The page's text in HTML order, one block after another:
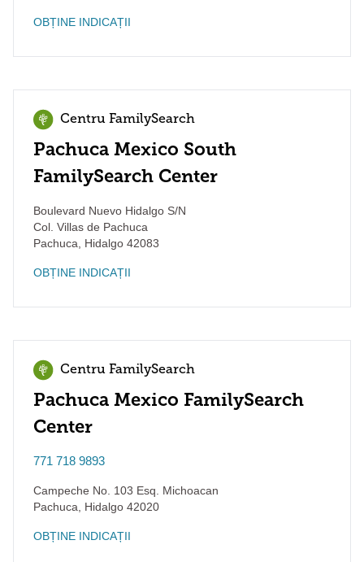
OBȚINE INDICAȚII
Centru FamilySearch
Pachuca Mexico South
FamilySearch Center
Boulevard Nuevo Hidalgo S/N
Col. Villas de Pachuca
Pachuca
Hidalgo 42083
OBȚINE INDICAȚII
Centru FamilySearch
Pachuca Mexico FamilySearch
Center
771 718 9893
Campeche No. 103 Esq. Michoacan
Pachuca
Hidalgo 42020
OBȚINE INDICAȚII